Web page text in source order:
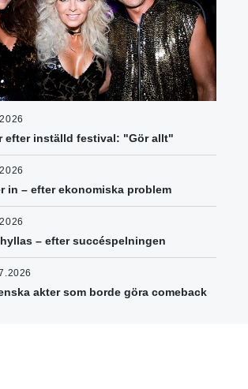
efter inställd festival: "Gör allt"
in – efter ekonomiska problem
– efter succéspelningen
akter som borde göra comeback